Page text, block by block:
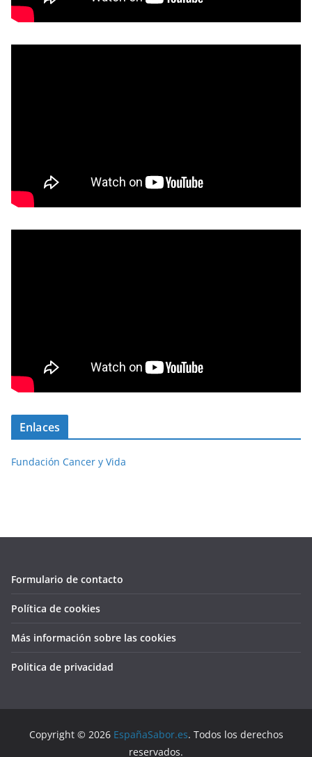
Enlaces
Fundación Cancer y Vida
Formulario de contacto
Política de cookies
Más información sobre las cookies
Politica de privacidad
Copyright © 2026 EspañaSabor.es. Todos los derechos
reservados.